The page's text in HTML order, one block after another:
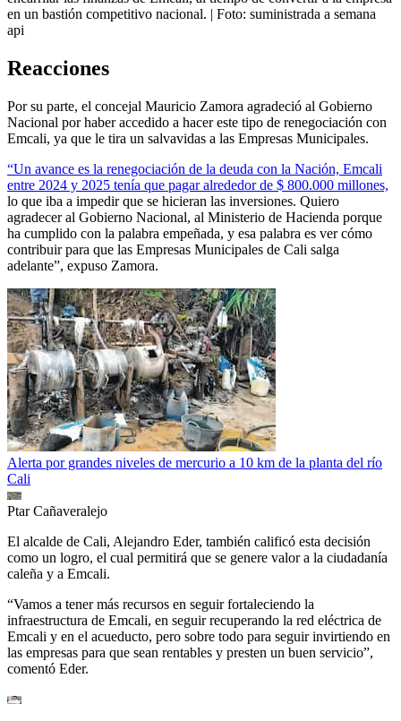
en un bastión competitivo nacional. | Foto: suministrada a semana
api
Reacciones
Por su parte, el concejal Mauricio Zamora agradeció al Gobierno
Nacional por haber accedido a hacer este tipo de renegociación con
Emcali, ya que le tira un salvavidas a las Empresas Municipales.
“Un avance es la renegociación de la deuda con la Nación, Emcali
entre 2024 y 2025 tenía que pagar alrededor de $ 800.000 millones,
lo que iba a impedir que se hicieran las inversiones. Quiero
agradecer al Gobierno Nacional, al Ministerio de Hacienda porque
ha cumplido con la palabra empeñada, y esa palabra es ver cómo
contribuir para que las Empresas Municipales de Cali salga
adelante”, expuso Zamora.
Alerta por grandes niveles de mercurio a 10 km de la planta del río
Cali
Ptar Cañaveralejo
El alcalde de Cali, Alejandro Eder, también calificó esta decisión
como un logro, el cual permitirá que se genere valor a la ciudadanía
caleña y a Emcali.
“Vamos a tener más recursos en seguir fortaleciendo la
infraestructura de Emcali, en seguir recuperando la red eléctrica de
Emcali y en el acueducto, pero sobre todo para seguir invirtiendo en
las empresas para que sean rentables y presten un buen servicio”,
comentó Eder.